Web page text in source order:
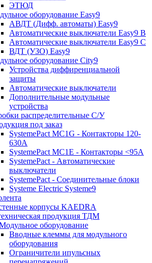
ЭТЮД
оборудование Easy9
АВДТ (Дифф. автоматы) Easy9
Автоматические выключатели Easy9 В
Автоматические выключатели Easy9 С
ВДТ (УЗО) Easy9
оборудование City9
Устройства диффиренциальной
защиты
Автоматические выключатели
Дополнительные модульные
устройства
распределительные C/У
под заказ
SystemePact MC1G - Контакторы 120-
630A
SystemePact MC1E - Контакторы <95A
SystemePact - Автоматические
выключатели
SystemePact - Соединительные блоки
Systeme Electric Systeme9
корпусы KAEDRA
продукция ТДМ
оборудование
Вводные клеммы для модульного
оборудования
Ограничители ипульсных